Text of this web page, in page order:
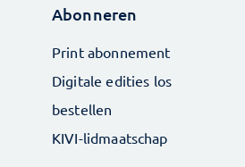
Abonneren
Print abonnement
Digitale edities los
bestellen
KIVI-lidmaatschap